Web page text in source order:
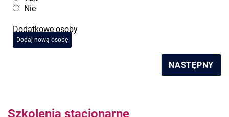
Nie
Dodatkowe osoby
Dodaj nową osobę
NASTĘPNY
Szkolenia stacjonarne